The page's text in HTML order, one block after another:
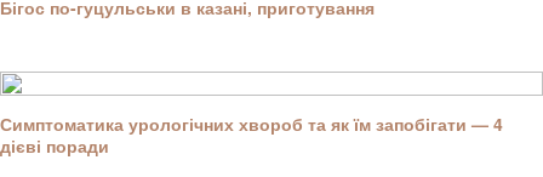
Бігос по-гуцульськи в казані, приготування
Симптоматика урологічних хвороб та як їм запобігати — 4
дієві поради